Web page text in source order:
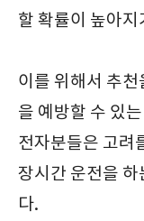
할 확률이 높아
이를 위해서 추
을 예방할 수 있
전자분들은 고려
장시간 운전을 하
다.